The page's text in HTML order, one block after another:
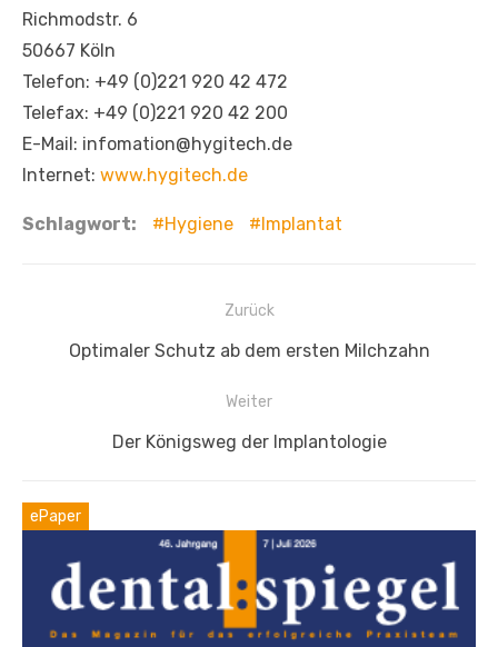
Richmodstr. 6
50667 Köln
Telefon: +49 (0)221 920 42 472
Telefax: +49 (0)221 920 42 200
E-Mail: infomation@hygitech.de
Internet: www.hygitech.de
Schlagwort: Hygiene Implantat
Beitragsnavigation
Zurück
Vorheriger
Optimaler Schutz ab dem ersten Milchzahn
Weiter
Nächster
Der Königsweg der Implantologie
ePaper